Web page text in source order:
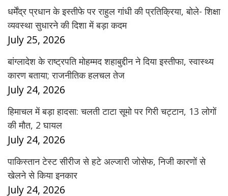
धर्मेंद्र प्रधान के इस्तीफे पर राहुल गांधी की प्रतिक्रिया, बोले- शिक्षा
व्यवस्था सुधारने की दिशा में बड़ा कदम
July 25, 2026
बांग्लादेश के राष्ट्रपति मोहम्मद शहाबुद्दीन ने दिया इस्तीफा, स्वास्थ्य
कारण बताया; राजनीतिक हलचल तेज
July 24, 2026
हिमाचल में बड़ा हादसा: चलती टाटा सूमो पर गिरी चट्टान, 13 लोगों
की मौत, 2 घायल
July 24, 2026
पाकिस्तान टेस्ट सीरीज से हटे अल्जारी जोसेफ, निजी कारणों से
खेलने से किया इनकार
July 24, 2026